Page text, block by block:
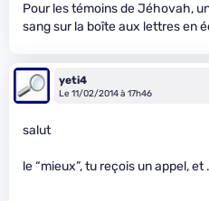
Pour les témoins de Jéhovah,
sang sur la boîte aux lettres en
yeti4
Le 11/02/2014 à 17h46
salut
le “mieux”, tu reçois un appel,